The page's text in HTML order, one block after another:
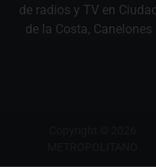
de radios y TV en Ciudad
de la Costa, Canelones